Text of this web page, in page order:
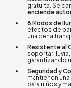
gratuita. Se
enciende
8 Modos de
efectos de
una cena
Resistente al
soportar
garantizando
Seguridad y
mantienen
para niños y